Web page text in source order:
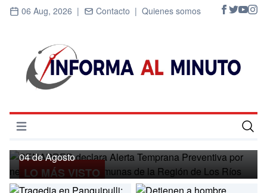
06 Aug, 2026 | Contacto | Quienes somos
Abrir menú
Inicio
Cultura
LO MÁS VISTO
Regional
SENAPRED declara Alerta Temprana
Preventiva por nevadas para ocho
04 de Agosto